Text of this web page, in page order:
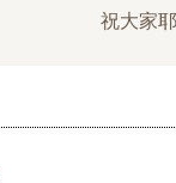
祝大家